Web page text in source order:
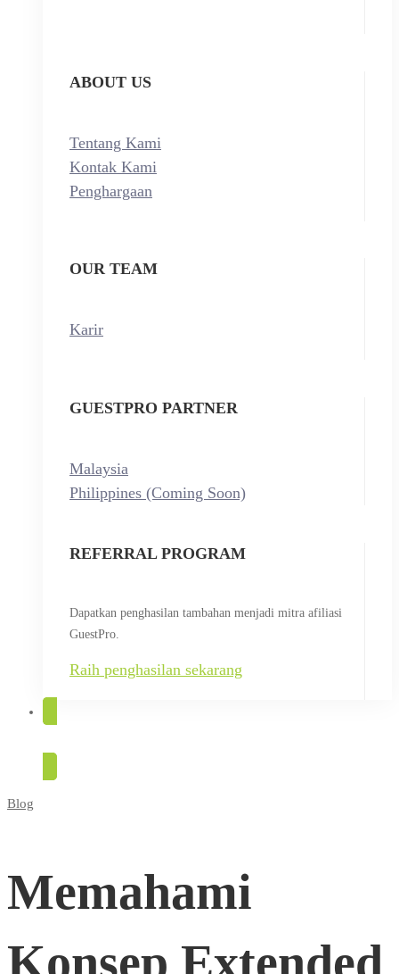
ABOUT US
Tentang Kami
Kontak Kami
Penghargaan
OUR TEAM
Karir
GUESTPRO PARTNER
Malaysia
Philippines (Coming Soon)
REFERRAL PROGRAM
Dapatkan penghasilan tambahan menjadi mitra afiliasi
GuestPro.
Raih penghasilan sekarang
Memahami
Konsep
Extended
Blog
Memahami
Konsep Extended